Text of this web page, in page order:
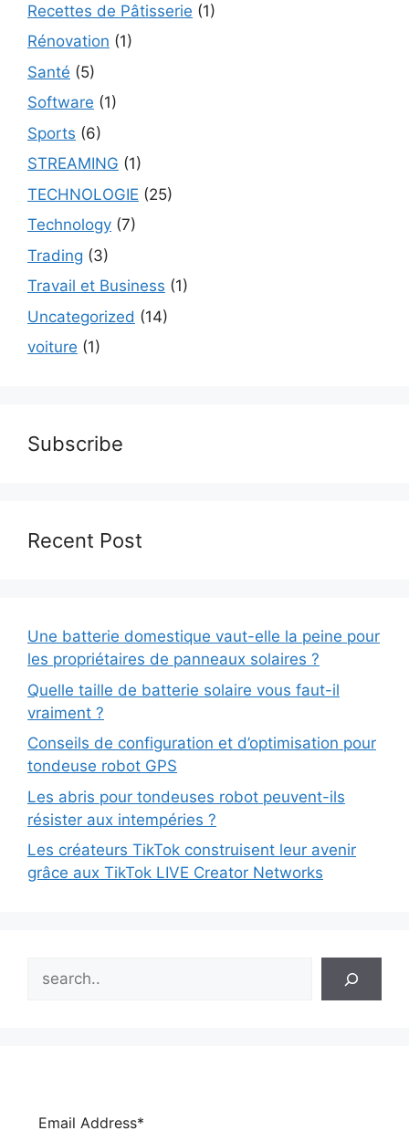
Recettes de Pâtisserie (1)
Rénovation (1)
Santé (5)
Software (1)
Sports (6)
STREAMING (1)
TECHNOLOGIE (25)
Technology (7)
Trading (3)
Travail et Business (1)
Uncategorized (14)
voiture (1)
Subscribe
Recent Post
Une batterie domestique vaut-elle la peine pour
les propriétaires de panneaux solaires ?
Quelle taille de batterie solaire vous faut-il
vraiment ?
Conseils de configuration et d’optimisation pour
tondeuse robot GPS
Les abris pour tondeuses robot peuvent-ils
résister aux intempéries ?
Les créateurs TikTok construisent leur avenir
grâce aux TikTok LIVE Creator Networks